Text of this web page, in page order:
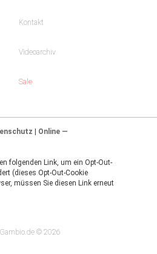
Kontakt
Videoarchiv
Sale
| Online —
folgenden Link, um ein Opt-Out-
(dieses Opt-Out-Cookie
müssen Sie diesen Link erneut
© 2026